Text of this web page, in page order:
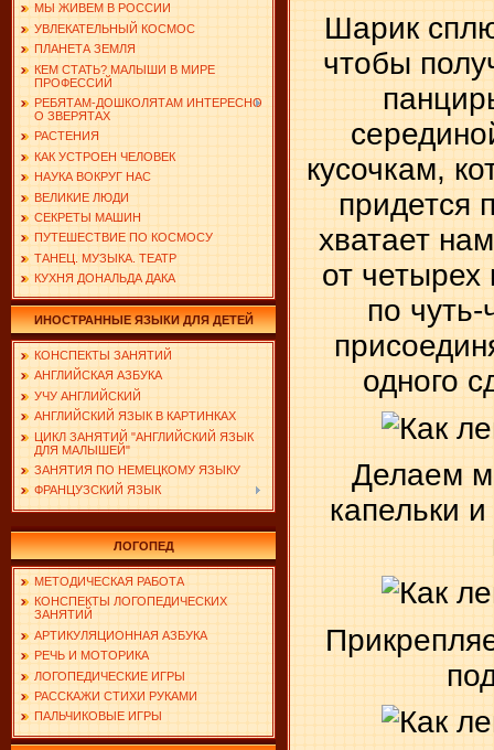
МЫ ЖИВЕМ В РОССИИ
УВЛЕКАТЕЛЬНЫЙ КОСМОС
ПЛАНЕТА ЗЕМЛЯ
КЕМ СТАТЬ? МАЛЫШИ В МИРЕ
ПРОФЕССИЙ
РЕБЯТАМ-ДОШКОЛЯТАМ ИНТЕРЕСНО
О ЗВЕРЯТАХ
РАСТЕНИЯ
КАК УСТРОЕН ЧЕЛОВЕК
НАУКА ВОКРУГ НАС
ВЕЛИКИЕ ЛЮДИ
СЕКРЕТЫ МАШИН
ПУТЕШЕСТВИЕ ПО КОСМОСУ
ТАНЕЦ. МУЗЫКА. ТЕАТР
КУХНЯ ДОНАЛЬДА ДАКА
ИНОСТРАННЫЕ ЯЗЫКИ ДЛЯ ДЕТЕЙ
КОНСПЕКТЫ ЗАНЯТИЙ
АНГЛИЙСКАЯ АЗБУКА
УЧУ АНГЛИЙСКИЙ
АНГЛИЙСКИЙ ЯЗЫК В КАРТИНКАХ
ЦИКЛ ЗАНЯТИЙ "АНГЛИЙСКИЙ ЯЗЫК
ДЛЯ МАЛЫШЕЙ"
ЗАНЯТИЯ ПО НЕМЕЦКОМУ ЯЗЫКУ
ФРАНЦУЗСКИЙ ЯЗЫК
ЛОГОПЕД
МЕТОДИЧЕСКАЯ РАБОТА
КОНСПЕКТЫ ЛОГОПЕДИЧЕСКИХ
ЗАНЯТИЙ
АРТИКУЛЯЦИОННАЯ АЗБУКА
РЕЧЬ И МОТОРИКА
ЛОГОПЕДИЧЕСКИЕ ИГРЫ
РАССКАЖИ СТИХИ РУКАМИ
ПАЛЬЧИКОВЫЕ ИГРЫ
Шарик
чтобы
кусочкам,
придется
хватает
от четырех
по чуть-
одного
Делаем
капельки